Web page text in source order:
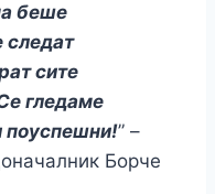
беше
следат
сите
гледаме
поуспешни!” –
Борче